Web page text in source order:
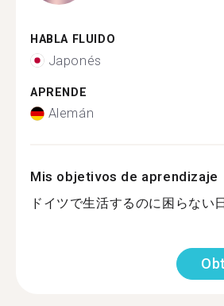
HABLA FLUIDO
Japonés
APRENDE
Alemán
Mis objetivos de aprendizaje
ドイツで生活するのに困らない